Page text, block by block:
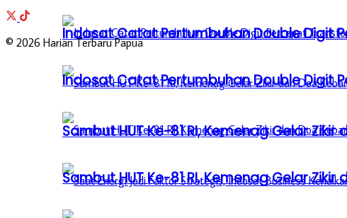
Indosat Catat Pertumbuhan Double Digit
Sambut HUT Ke-81 RI, Kemenag Gelar
Indosat Catat Pertumbuhan Double Digit
Sambut HUT Ke-81 RI, Kemenag Gelar
© 2026 Harian Terbaru Papua